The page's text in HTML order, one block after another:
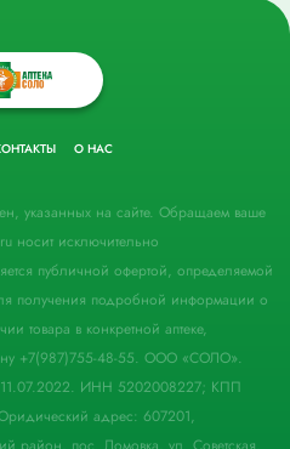
О НАС
указанных на сайте. Обращаем ваше
носит исключительно
публичной офертой, определяемой
получения подробной информации о
товара в конкретной аптеке,
+7(987)755-48-55. ООО «СОЛО».
ИНН 5202008227; КПП
адрес: 607201,